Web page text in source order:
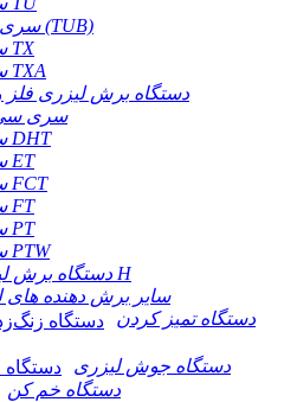
سری وان (TUB)
سری TX
سری TXA
دستگاه برش لیزری فلز
سری
سری DHT
سری ET
سری FCT
سری FT
سری PT
سری PTW
دستگاه برش لیزری فولاد H
سایر برش دهنده های
دستگاه تمیز کردن
دستگاه جوش لیزری
دستگاه خم کن